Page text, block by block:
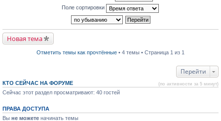
щ
е
н
и
у
с
о
ю
т
а
н
о
о
б
н
р
о
ч
о
м
у
о
б
м
у
н
е
т
а
н
о
м
у
е
в
р
о
ч
т
а
н
Поле сортировки
Новая тема
Отметить темы как прочтённые • 4 темы • Страница 1 из 1
Перейти
КТО СЕЙЧАС НА ФОРУМЕ (по активности за 5 минут)
Сейчас этот раздел просматривают: 40 гостей
ПРАВА ДОСТУПА
Вы не можете начинать темы